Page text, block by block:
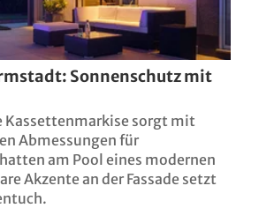
Sonnenschutz mit
Kassettenmarkise sorgt mit
Abmessungen für
am Pool eines modernen
Akzente an der Fassade setzt